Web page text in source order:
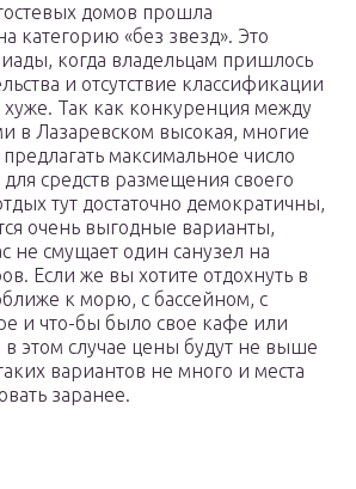
домов прошла
категорию «без звезд». Это
когда владельцам пришлось
и отсутствие классификации
хуже. Так как конкуренция между
в Лазаревском высокая, многие
максимальное число
средств размещения своего
тут достаточно демократичны,
очень выгодные варианты,
не смущает один санузел на
Если же вы хотите отдохнуть в
к морю, с бассейном, с
и что-бы было свое кафе или
в этом случае цены будут не выше
вариантов не много и места
заранее.